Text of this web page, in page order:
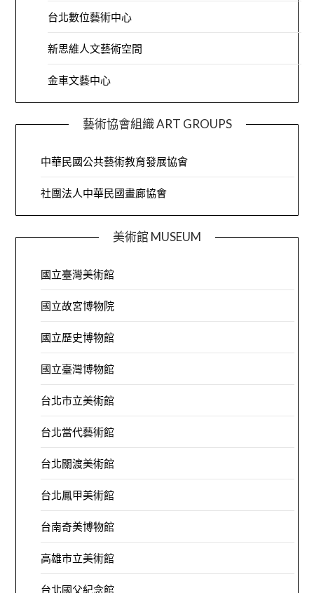
台北數位藝術中心
新思維人文藝術空間
金車文藝中心
藝術協會組織 ART GROUPS
中華民國公共藝術教育發展協會
社團法人中華民國畫廊協會
美術館 MUSEUM
國立臺灣美術館
國立故宮博物院
國立歷史博物館
國立臺灣博物館
台北市立美術館
台北當代藝術館
台北關渡美術館
台北鳳甲美術館
台南奇美博物館
高雄市立美術館
台北國父紀念館